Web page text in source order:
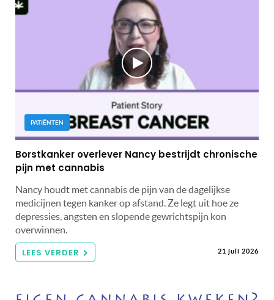
PATIËNTEN
Borstkanker overlever Nancy bestrijdt chronische
pijn met cannabis
Nancy houdt met cannabis de pijn van de dagelijkse
medicijnen tegen kanker op afstand. Ze legt uit hoe ze
depressies, angsten en slopende gewrichtspijn kon
overwinnen.
LEES VERDER 21 juli 2026